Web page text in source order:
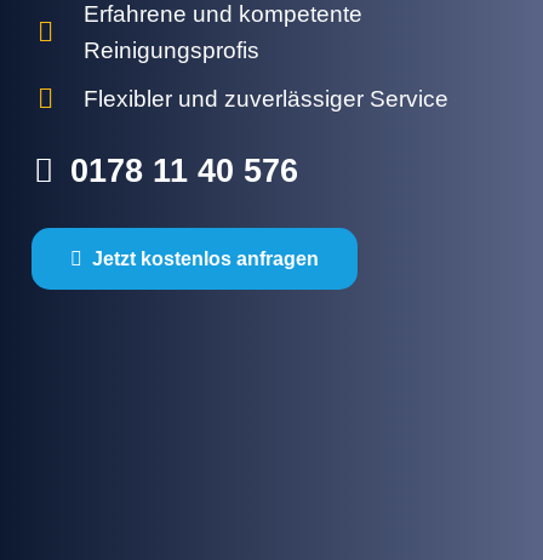
Erfahrene und kompetente
Reinigungsprofis
Flexibler und zuverlässiger Service
0178 11 40 576
Jetzt kostenlos anfragen